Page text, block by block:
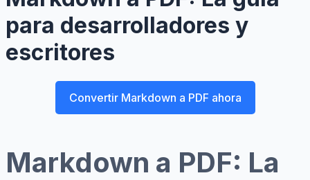
para desarrolladores y
escritores
Convertir Markdown a PDF ahora
Markdown a PDF: La